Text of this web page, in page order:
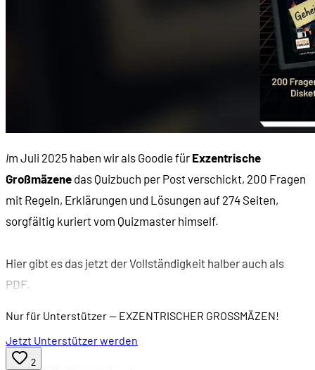
Im Juli 2025 haben wir als Goodie für Exzentrische
Großmäzene das Quizbuch per Post verschickt, 200 Fragen
mit Regeln, Erklärungen und Lösungen auf 274 Seiten,
sorgfältig kuriert vom Quizmaster himself.
Hier gibt es das jetzt der Vollständigkeit halber auch als
PDF.
Nur für Unterstützer— EXZENTRISCHER GROSSMÄZEN!
Jetzt Unterstützer werden
2